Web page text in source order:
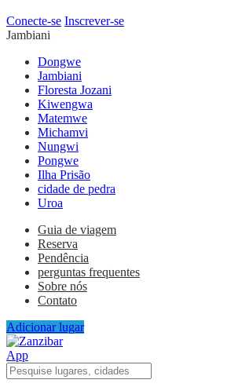
Conecte-se Inscrever-se
Jambiani
Dongwe
Jambiani
Floresta Jozani
Kiwengwa
Matemwe
Michamvi
Nungwi
Pongwe
Ilha Prisão
cidade de pedra
Uroa
Guia de viagem
Reserva
Pendência
perguntas frequentes
Sobre nós
Contato
Adicionar lugar